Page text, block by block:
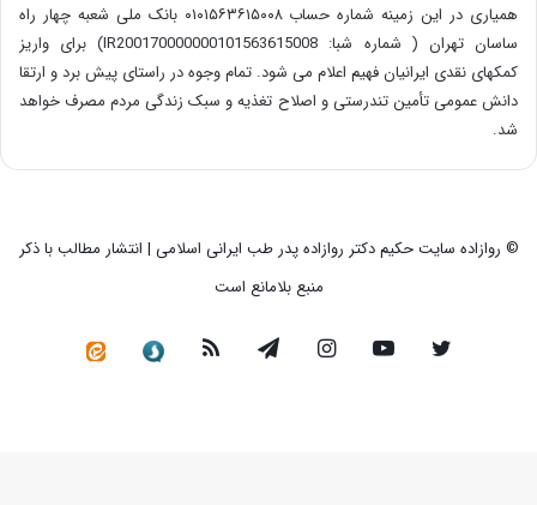
همیاری در این زمینه شماره حساب ۰۱۰۱۵۶۳۶۱۵۰۰۸ بانک ملی شعبه چهار راه
ساسان تهران ( شماره شبا: IR200170000000101563615008) برای واریز
کمکهای نقدی ایرانیان فهیم اعلام می شود. تمام وجوه در راستای پیش برد و ارتقا
دانش عمومی تأمین تندرستی و اصلاح تغذیه و سبک زندگی مردم مصرف خواهد
شد.
© روازاده سایت حکیم دکتر روازاده پدر طب ایرانی اسلامی | انتشار مطالب با ذکر
منبع بلامانع است
توییتر یوتیوب اینستاگرامتلگرام خوراک سروش